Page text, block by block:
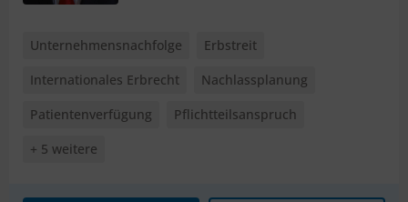
Unternehmensnachfolge
Erbstreit
Internationales Erbrecht
Nachlassplanung
Patientenverfügung
Pflichtteilsanspruch
+ 5 weitere